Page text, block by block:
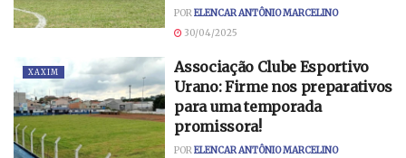
PORELENCAR ANTÔNIO MARCELINO
30/04/2025
XAXIM
Associação Clube Esportivo
Urano: Firme nos preparativos
para uma temporada
promissora!
PORELENCAR ANTÔNIO MARCELINO